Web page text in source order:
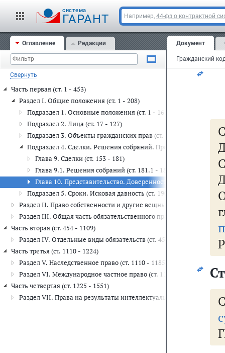
cистема
ГАРАНТ Например, 44-фз о контрактной
Оглавление Редакции
Свернуть
Часть первая (ст. 1 - 453)
Раздел I. Общие положения (ст. 1 - 208)
Подраздел 1. Основные положения (ст. 1 - 16.1)
Подраздел 2. Лица (ст. 17 - 127)
Подраздел 3. Объекты гражданских прав (ст. 128 - 152.1)
Подраздел 4. Сделки. Решения собраний. Представительство
Глава 9. Сделки (ст. 153 - 181)
Глава 9.1. Решения собраний (ст. 181.1 - 181.5)
Глава 10. Представительство. Доверенность (ст. 182 - 189)
Подраздел 5. Сроки. Исковая давность (ст. 190 - 208)
Раздел II. Право собственности и другие вещные права (ст. 209 -
Раздел III. Общая часть обязательственного права (ст. 307 - 453)
Часть вторая (ст. 454 - 1109)
Раздел IV. Отдельные виды обязательств (ст. 454 - 1109)
Часть третья (ст. 1110 - 1224)
Раздел V. Наследственное право (ст. 1110 - 1185)
Раздел VI. Международное частное право (ст. 1186 - 1224)
Часть четвертая (ст. 1225 - 1551)
Раздел VII. Права на результаты интеллектуальной деятельности
Документ